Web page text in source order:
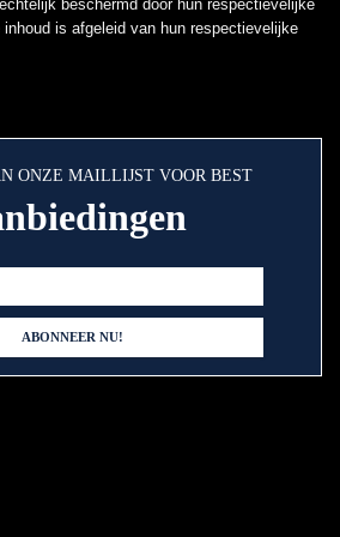
beschermd door hun respectievelijke
is afgeleid van hun respectievelijke
ONZE MAILLIJST VOOR BEST